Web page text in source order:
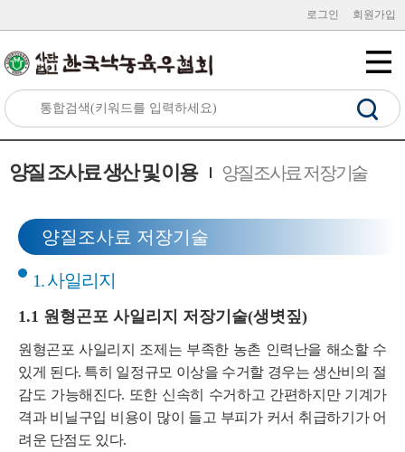
로그인 회원가입
양질 조사료 생산 및 이용 양질조사료 저장기술
양질조사료 저장기술
1. 사일리지
1.1 원형곤포 사일리지 저장기술(생볏짚)
원형곤포 사일리지 조제는 부족한 농촌 인력난을 해소할 수
있게 된다. 특히 일정규모 이상을 수거할 경우는 생산비의 절
감도 가능해진다. 또한 신속히 수거하고 간편하지만 기계가
격과 비닐구입 비용이 많이 들고 부피가 커서 취급하기가 어
려운 단점도 있다.